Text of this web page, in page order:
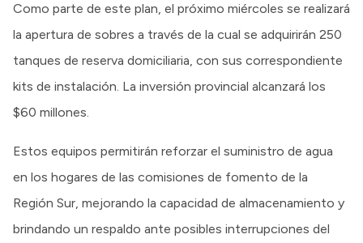
Como parte de este plan, el próximo miércoles se realizará
la apertura de sobres a través de la cual se adquirirán 250
tanques de reserva domiciliaria, con sus correspondiente
kits de instalación. La inversión provincial alcanzará los
$60 millones.
Estos equipos permitirán reforzar el suministro de agua
en los hogares de las comisiones de fomento de la
Región Sur, mejorando la capacidad de almacenamiento y
brindando un respaldo ante posibles interrupciones del